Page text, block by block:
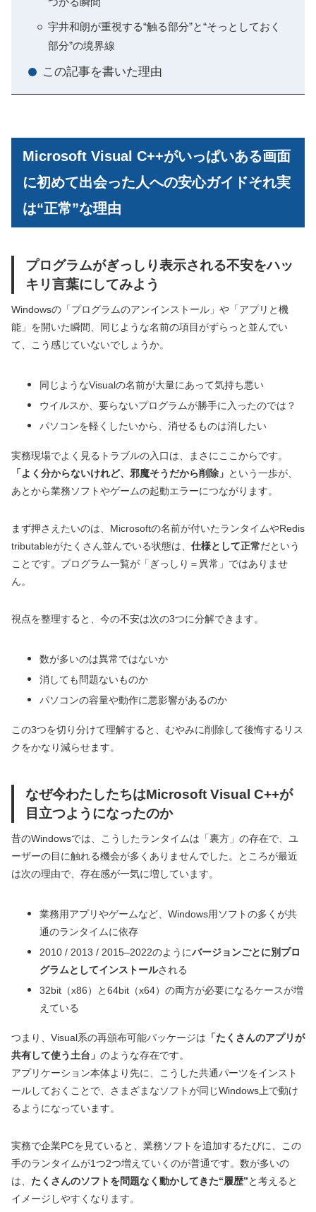
宇井和朗が重視する“触る部分”と“そっとしておく
部分”の境界線
この記事を書いた理由
Microsoft Visual C++がいっぱいある画面
に初めて出会った人への安心ガイドそれ実
は“正常”な理由
プログラムがぎっしり表示される不安をハッ
キリ言葉にしてみよう
Windowsの「プログラムのアンインストール」や「アプリと機
能」を開いた瞬間、同じような名前の項目がずらっと並んでい
て、こう感じていないでしょうか。
同じようなVisualの名前が大量にあって気持ち悪い
ウイルスか、要らないプログラムが勝手に入ったのでは？
パソコンを軽くしたいから、消せるものは消したい
実務現場でよく見るトラブルの入口は、まさにここからです。
「よく分からないけれど、邪魔そうだから削除」 という一歩が、
あとから業務ソフトやゲームの起動エラーにつながります。
まず押さえたいのは、Microsoftの名前が付いたランタイムやRedis
tributableがたくさん並んでいる状態は、 仕様として正常だという
ことです。プログラム一覧が「ぎっしり＝異常」ではありませ
ん。
視点を整理すると、今の不安は次の3つに分解できます。
数が多いのは異常ではないか
消しても問題ないものか
パソコンの容量や動作に悪影響があるのか
この3つを切り分けて理解すると、むやみに削除して後悔するリス
クをかなり減らせます。
なぜ今わたしたちはMicrosoft Visual C++が
目立つようになったのか
昔のWindowsでは、こうしたランタイムは「裏方」の存在で、ユ
ーザーの目に触れる機会が多くありませんでした。ところが最近
は次の理由で、存在感が一気に増しています。
業務用アプリやゲームなど、Windows用ソフトの多くが共
通のランタイムに依存
2010 / 2013 / 2015–2022のようにバージョンごとに別プロ
グラムとしてインストールされる
32bit（x86）と64bit（x64）の両方が必要になるケースが増
えている
つまり、Visual系の再頒布可能パッケージは 「たくさんのアプリが
共有して使う土台」 のような存在です。
アプリケーション本体より先に、こうした共通パーツをインスト
ールしておくことで、さまざまなソフトが同じWindows上で動け
るようになっています。
実務で企業PCを見ていると、業務ソフトを追加するたびに、この
手のランタイムが1つ2つ増えていくのが普通です。数が多いの
は、 たくさんのソフトを問題なく動かしてきた“履歴”と考えると
イメージしやすくなります。